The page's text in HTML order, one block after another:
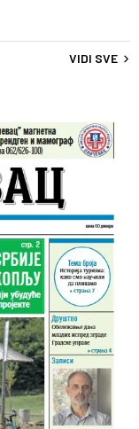
VIDI SVE